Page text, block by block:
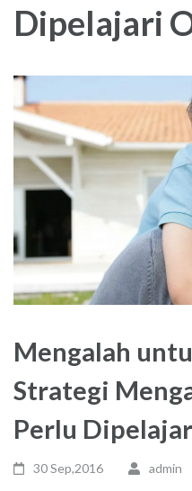
Dipelajari
Mengalah
Strategi
Perlu
30 Sep,2016 admin